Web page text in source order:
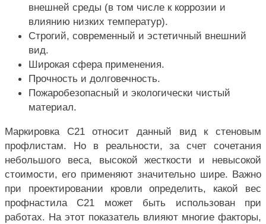
внешней среды (в том числе к коррозии и
влиянию низких температур).
Строгий, современный и эстетичный внешний
вид.
Широкая сфера применения.
Прочность и долговечность.
Пожаробезопасный и экологически чистый
материал.
Маркировка С21 относит данный вид к стеновым
профлистам. Но в реальности, за счет сочетания
небольшого веса, высокой жесткости и невысокой
стоимости, его применяют значительно шире. Важно
при проектировании кровли определить, какой вес
профнастила С21 может быть использован при
работах. На этот показатель влияют многие факторы,